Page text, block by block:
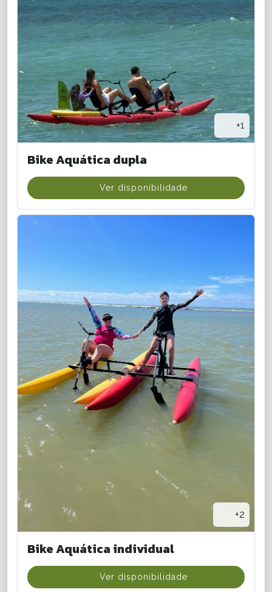
+1
Bike Aquática dupla
Ver disponibilidade
+2
Bike Aquática individual
Ver disponibilidade